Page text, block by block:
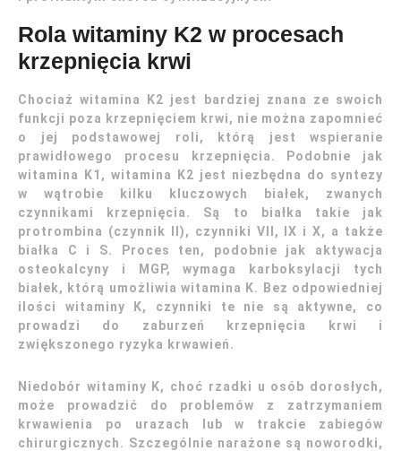
Rola witaminy K2 w procesach
krzepnięcia krwi
Chociaż witamina K2 jest bardziej znana ze swoich
funkcji poza krzepnięciem krwi, nie można zapomnieć
o jej podstawowej roli, którą jest wspieranie
prawidłowego procesu krzepnięcia. Podobnie jak
witamina K1, witamina K2 jest niezbędna do syntezy
w wątrobie kilku kluczowych białek, zwanych
czynnikami krzepnięcia. Są to białka takie jak
protrombina (czynnik II), czynniki VII, IX i X, a także
białka C i S. Proces ten, podobnie jak aktywacja
osteokalcyny i MGP, wymaga karboksylacji tych
białek, którą umożliwia witamina K. Bez odpowiedniej
ilości witaminy K, czynniki te nie są aktywne, co
prowadzi do zaburzeń krzepnięcia krwi i
zwiększonego ryzyka krwawień.
Niedobór witaminy K, choć rzadki u osób dorosłych,
może prowadzić do problemów z zatrzymaniem
krwawienia po urazach lub w trakcie zabiegów
chirurgicznych. Szczególnie narażone są noworodki,